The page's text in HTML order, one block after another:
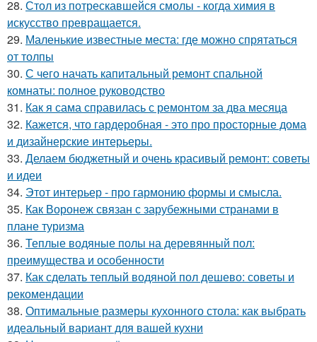
28. Стол из потрескавшейся смолы - когда химия в
искусство превращается.
29. Маленькие известные места: где можно спрятаться
от толпы
30. С чего начать капитальный ремонт спальной
комнаты: полное руководство
31. Как я сама справилась с ремонтом за два месяца
32. Кажется, что гардеробная - это про просторные дома
и дизайнерские интерьеры.
33. Делаем бюджетный и очень красивый ремонт: советы
и идеи
34. Этот интерьер - про гармонию формы и смысла.
35. Как Воронеж связан с зарубежными странами в
плане туризма
36. Теплые водяные полы на деревянный пол:
преимущества и особенности
37. Как сделать теплый водяной пол дешево: советы и
рекомендации
38. Оптимальные размеры кухонного стола: как выбрать
идеальный вариант для вашей кухни